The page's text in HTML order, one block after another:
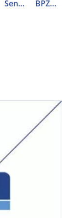
Sensor (HVAC) BPZ:QPM2100